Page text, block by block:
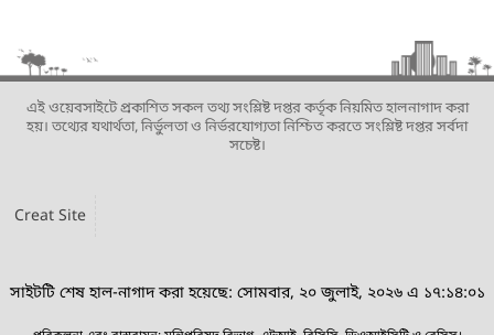
এই ওয়েবসাইটে প্রকাশিত সকল তথ্য সংশ্লিষ্ট দপ্তর কর্তৃক নিয়মিত হালনাগাদ করা
হয়। তথ্যের যথার্থতা, নির্ভুলতা ও নির্ভরযোগ্যতা নিশ্চিত করতে সংশ্লিষ্ট দপ্তর সর্বদা
সচেষ্ট।
Creat Site
সাইটটি শেষ হাল-নাগাদ করা হয়েছে: সোমবার, ২০ জুলাই, ২০২৬ এ ১৭:১৪:০১